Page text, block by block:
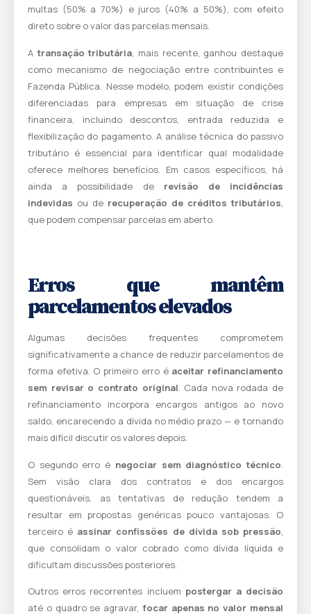
multas (50% a 70%) e juros (40% a 50%), com efeito
direto sobre o valor das parcelas mensais.
Atransação tributária, mais recente, ganhou destaque
como mecanismo de negociação entre contribuintes e
Fazenda Pública. Nesse modelo, podem existir condições
diferenciadas para empresas em situação de crise
financeira, incluindo descontos, entrada reduzida e
flexibilização do pagamento. A análise técnica do passivo
tributário é essencial para identificar qual modalidade
oferece melhores benefícios. Em casos específicos, há
ainda a possibilidade de revisão de incidências
indevidas ou de recuperação de créditos tributários,
que podem compensar parcelas em aberto.
Erros que mantêm
parcelamentos elevados
Algumas decisões frequentes comprometem
significativamente a chance de reduzir parcelamentos de
forma efetiva. O primeiro erro é aceitar refinanciamento
sem revisar o contrato original. Cada nova rodada de
refinanciamento incorpora encargos antigos ao novo
saldo, encarecendo a dívida no médio prazo — e tornando
mais difícil discutir os valores depois.
O segundo erro é negociar sem diagnóstico técnico
Sem visão clara dos contratos e dos encargos
questionáveis, as tentativas de redução tendem a
resultar em propostas genéricas pouco vantajosas. O
terceiro é assinar confissões de dívida sob pressão
que consolidam o valor cobrado como dívida líquida e
dificultam discussões posteriores.
Outros erros recorrentes incluem postergar a decisão
até o quadro se agravar, focar apenas no valor mensal